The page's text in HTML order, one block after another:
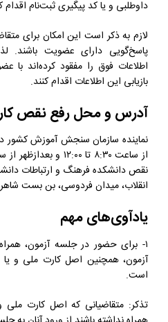
داوطلبی و یا کد پیگیری ثبت‌نام اقدام
لازم به ذکر است این امکان برای
پاسخ‌گویی دارای عضویت باشند.
اطلاعات فوق را مفقود کرده‌اند
بازیابی این اطلاعات اقدام کنند.
آدرس و محل رفع نقص
نقص دانشکده فرهنگ و ارتباطات
انقلاب، میدان فردوسی، بن بست
یادآوی‌های مهم‌
۱- برای حضور در جلسه آزمون،
آزمون‌، همچنین اصل کارت ملی و یا
است.
تذکر: متقاضیانی که اصل کارت ملی